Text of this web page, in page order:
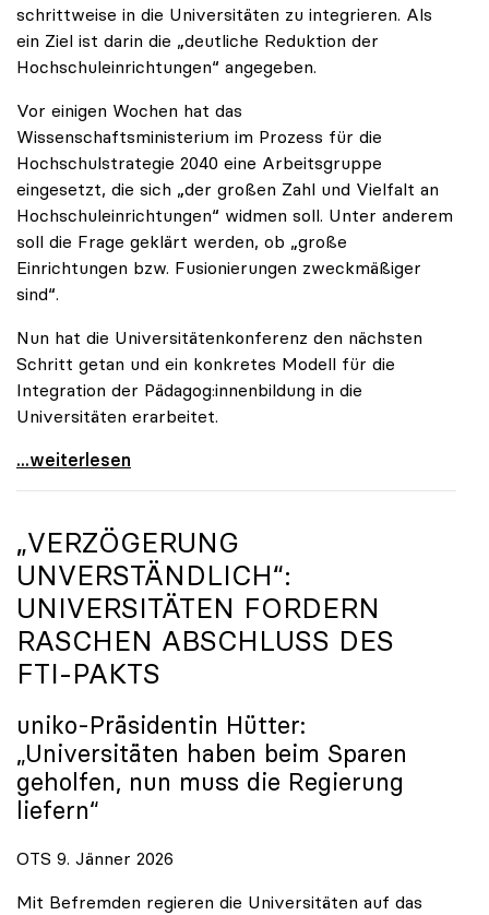
schrittweise in die Universitäten zu integrieren. Als
ein Ziel ist darin die „deutliche Reduktion der
Hochschuleinrichtungen“ angegeben.
Vor einigen Wochen hat das
Wissenschaftsministerium im Prozess für die
Hochschulstrategie 2040 eine Arbeitsgruppe
eingesetzt, die sich „der großen Zahl und Vielfalt an
Hochschuleinrichtungen“ widmen soll. Unter anderem
soll die Frage geklärt werden, ob „große
Einrichtungen bzw. Fusionierungen zweckmäßiger
sind“.
Nun hat die Universitätenkonferenz den nächsten
Schritt getan und ein konkretes Modell für die
Integration der Pädagog:innenbildung in die
Universitäten erarbeitet.
Schools of Education an den Universitäten: Für
...weiterlesen
„VERZÖGERUNG
UNVERSTÄNDLICH“:
UNIVERSITÄTEN FORDERN
RASCHEN ABSCHLUSS DES
FTI-PAKTS
uniko-Präsidentin Hütter:
„Universitäten haben beim Sparen
geholfen, nun muss die Regierung
liefern“
OTS 9. Jänner 2026
Mit Befremden regieren die Universitäten auf das